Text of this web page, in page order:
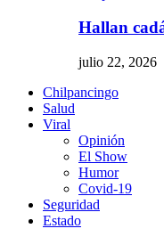
Hallan
julio 22, 2026
Chilpancingo
Salud
Viral
Opinión
El Show
Humor
Covid-19
Seguridad
Estado